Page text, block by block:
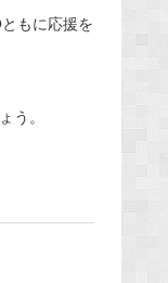
もに応援を
う。